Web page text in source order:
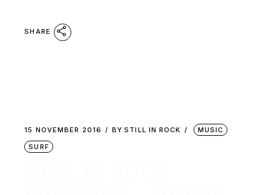
SHARE
15 NOVEMBER 2016 BY STILL IN ROCK
MUSIC
SURF